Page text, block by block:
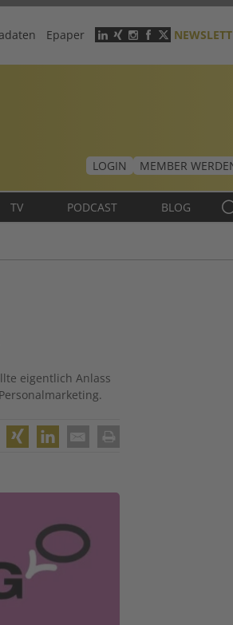
Header
menu
Epaper
LOGIN
MEMBER
TV PODCAST BLOG
eigentlich Anlass